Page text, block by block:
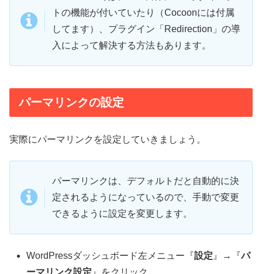
トの機能が付いていたり（Cocoonには付属
してます）、プラグイン「Redirection」の導
入によって解決する方法もあります。
パーマリンクの設定
実際にパーマリンクを設定していきましょう。
パーマリンクは、デフォルトだと自動的に決
定されるようになっているので、手動で変更
できるように設定を変更します。
WordPressダッシュボード左メニュー『設定 』→『パ
ーマリンク設定 』をクリック